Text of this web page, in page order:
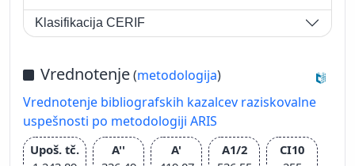
Klasifikacija CERIF
Vrednotenje(metodologija)
Vrednotenje bibliografskih kazalcev raziskovalne
uspešnosti po metodologiji ARIS
Upoš. tč.
A''
A'
A1/2
CI10